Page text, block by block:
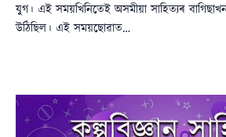
যুগ। এই সময়খিনিতেই অসমীয়া সাহিত্যৰ
উঠিছিল। এই সময়ছোৱাত…